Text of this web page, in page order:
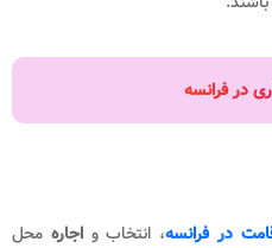
در فرانسه​
در فرانسه، انتخاب واجاره محل